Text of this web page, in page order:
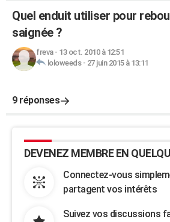
Quel enduit utiliser pour
saignée ?
freva- 13 oct. 2010 à 12:51
loloweeds- 27 juin 2015 à 13:11
9 réponses
DEVENEZ MEMBRE EN
Connectez-vous
partagent vos intérêts
Suivez vos discussions